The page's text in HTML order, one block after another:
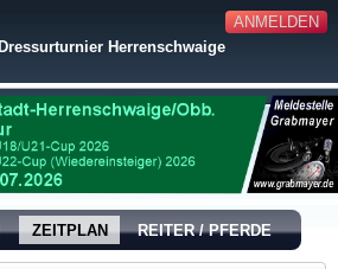
ANMELDEN
Dressurturnier Herrenschwaige
ZEITPLAN REITER / PFERDE